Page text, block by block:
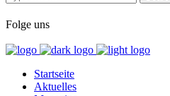
Folge uns
Startseite
Aktuelles